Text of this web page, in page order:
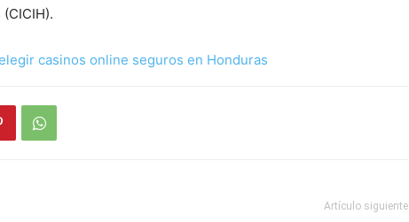
casinos online seguros en Honduras
Artículo siguiente